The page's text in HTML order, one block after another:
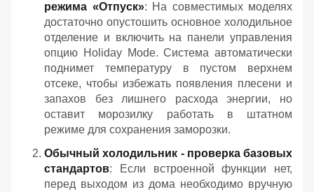
режима «Отпуск»: На совместимых моделях
достаточно опустошить основное холодильное
отделение и включить на панели управления
опцию Holiday Mode. Система автоматически
поднимет температуру в пустом верхнем
отсеке, чтобы избежать появления плесени и
запахов без лишнего расхода энергии, но
оставит морозилку работать в штатном
режиме для сохранения заморозки.
Обычный холодильник - проверка базовых
стандартов: Если встроенной функции нет,
перед выходом из дома необходимо вручную